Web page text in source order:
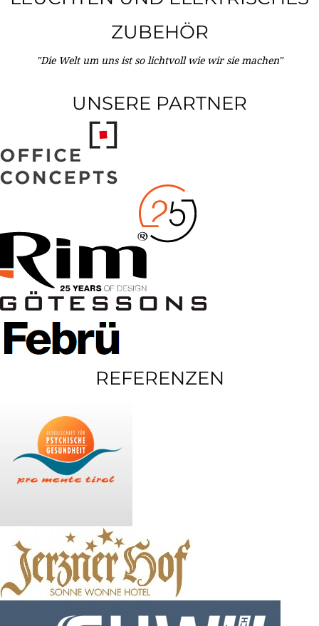
ZUBEHÖR
"Die Welt um uns ist so lichtvoll wie wir sie machen"
UNSERE PARTNER
REFERENZEN